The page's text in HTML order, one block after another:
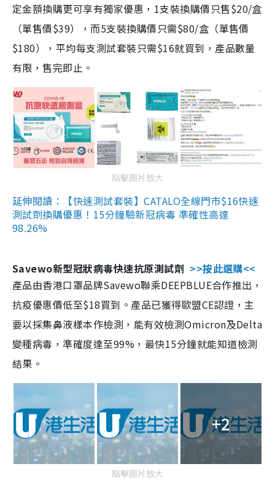
定金額換購更可享有獨家優惠，1支裝換購價只售$20/盒
（單售價$39），而5支裝換購價只需$80/盒（單售價
$180），平均每支測試套裝只需$16就買到，產品數量
有限，售完即止。
點擊圖片放大
延伸閱讀：【快速測試套裝】CATALO全線門市$16快速
測試劑換購優惠！15分鐘驗新冠病毒 準確性高達
98.26%
Savewo新型冠狀病毒快速抗原測試劑 >>按此選購<<
產品由香港口罩品牌Savewo聯乘DEEPBLUE合作推出，
抗疫優惠價低至$18買到。產品已獲得歐盟CE認證，主
要以採集鼻液樣本作檢測，能有效檢測Omicron及Delta
變種病毒，準確度達至99%，最快15分鐘就能知道檢測
結果。
+2
點擊圖片放大